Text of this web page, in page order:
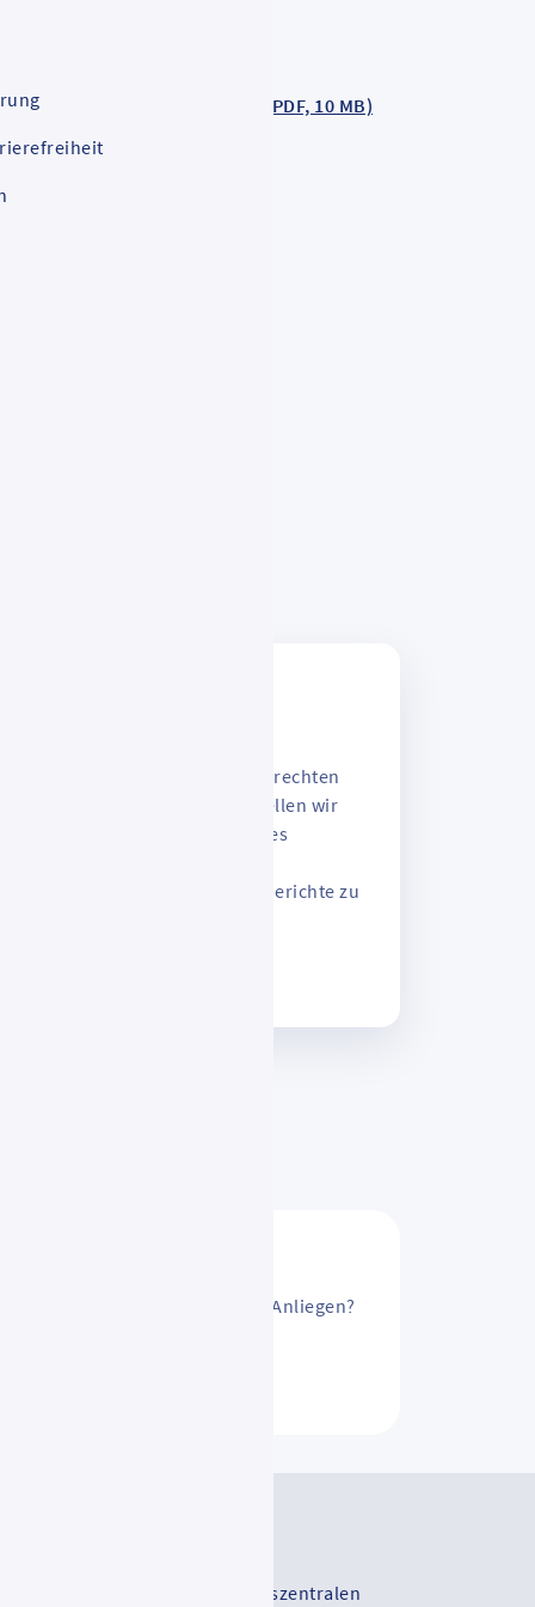
Lahn-Dill-Kreis aus 2020 (PDF, 10 MB)
zu Garantien und Fahrgastrechten
und Touristen. Außerdem stellen wir
wie den Vergabekalender des
und des
sowie die RMV-Gesamtberichte zu
ändern? Oder ein anderes Anliegen?
Vertriebsstellen und Mobilitätszentralen